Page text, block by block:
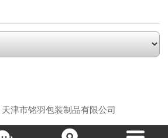
津市铭羽包装制品有限公司